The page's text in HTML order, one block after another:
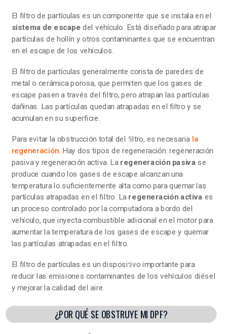
El filtro de partículas es un componente que se instala en el
sistema de escape del vehículo. Está diseñado para atrapar
partículas de hollín y otros contaminantes que se encuentran
en el escape de los vehículos.
El filtro de partículas generalmente consta de paredes de
metal o cerámica porosa, que permiten que los gases de
escape pasen a través del filtro, pero atrapan las partículas
dañinas. Las partículas quedan atrapadas en el filtro y se
acumulan en su superficie.
Para evitar la obstrucción total del filtro, es necesaria la
regeneración. Hay dos tipos de regeneración: regeneración
pasiva y regeneración activa. La regeneración pasiva se
produce cuando los gases de escape alcanzan una
temperatura lo suficientemente alta como para quemar las
partículas atrapadas en el filtro. La regeneración activa es
un proceso controlado por la computadora a bordo del
vehículo, que inyecta combustible adicional en el motor para
aumentar la temperatura de los gases de escape y quemar
las partículas atrapadas en el filtro.
El filtro de partículas es un dispositivo importante para
reducir las emisiones contaminantes de los vehículos diésel
y mejorar la calidad del aire.
¿POR QUÉ SE OBSTRUYE MI DPF?